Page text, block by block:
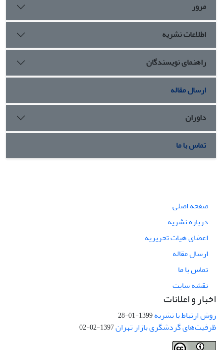
مرور
اطلاعات نشریه
راهنمای نویسندگان
ارسال مقاله
داوران
تماس با ما
صفحه اصلی
درباره نشریه
اعضای هیات تحریریه
ارسال مقاله
تماس با ما
نقشه سایت
اخبار و اعلانات
روش ارتباط با نشریه1399-01-28
ظرفیت‌های گردشگری بازار تهران1397-02-02